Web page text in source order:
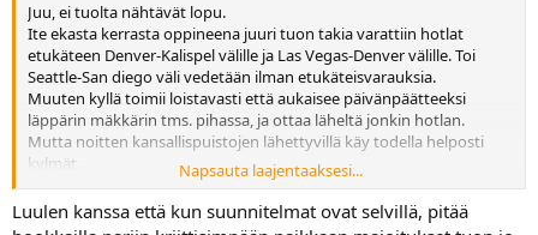
Juu, ei tuolta nähtävät lopu.
Ite ekasta kerrasta oppineena juuri tuon takia varattiin hotlat
etukäteen Denver-Kalispel välille ja Las Vegas-Denver välille. Toi
Seattle-San diego väli vedetään ilman etukäteisvarauksia.
Muuten kyllä toimii loistavasti että aukaisee päivänpäätteeksi
läppärin mäkkärin tms. pihassa, ja ottaa läheltä jonkin hotlan.
Mutta noitten kansallispuistojen lähettyvillä käy todella helposti
kylmät.
Oma haave ois että pääsisi ainakin kerran vielä tämän kesän jälkeen
roadtripille USAan, ja silloin vetäisi East coastin+ koukkaus jostain
keskeltä.
Napsauta laajentaaksesi...
Luulen kanssa että kun suunnitelmat ovat selvillä, pitää